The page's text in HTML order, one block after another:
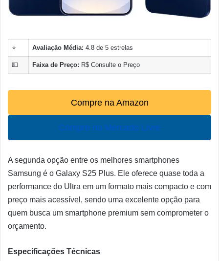
⭐ Avaliação Média: 4.8 de 5 estrelas
💵 Faixa de Preço: R$ Consulte o Preço
Compre na Amazon
Compre no Mercado Livre
A segunda opção entre os melhores smartphones
Samsung é o Galaxy S25 Plus. Ele oferece quase toda a
performance do Ultra em um formato mais compacto e com
preço mais acessível, sendo uma excelente opção para
quem busca um smartphone premium sem comprometer o
orçamento.
Especificações Técnicas